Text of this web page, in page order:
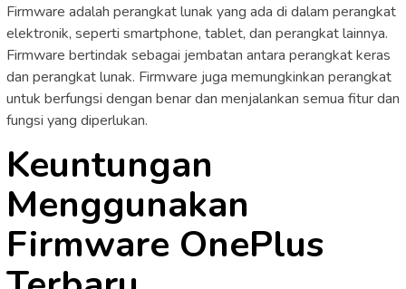
Firmware adalah perangkat lunak yang ada di dalam perangkat
elektronik, seperti smartphone, tablet, dan perangkat lainnya.
Firmware bertindak sebagai jembatan antara perangkat keras
dan perangkat lunak. Firmware juga memungkinkan perangkat
untuk berfungsi dengan benar dan menjalankan semua fitur dan
fungsi yang diperlukan.
Keuntungan
Menggunakan
Firmware OnePlus